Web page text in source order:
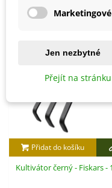
Přidat do košíku
Kultivátor černý - Fiskars -
Jen nezbytné
Přejít na